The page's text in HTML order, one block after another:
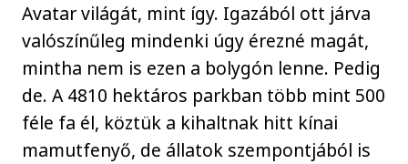
Avatar világát, mint így. Igazából ott járva
valószínűleg mindenki úgy érezné magát,
mintha nem is ezen a bolygón lenne. Pedig
de. A 4810 hektáros parkban több mint 500
féle fa él, köztük a kihaltnak hitt kínai
mamutfenyő, de állatok szempontjából is